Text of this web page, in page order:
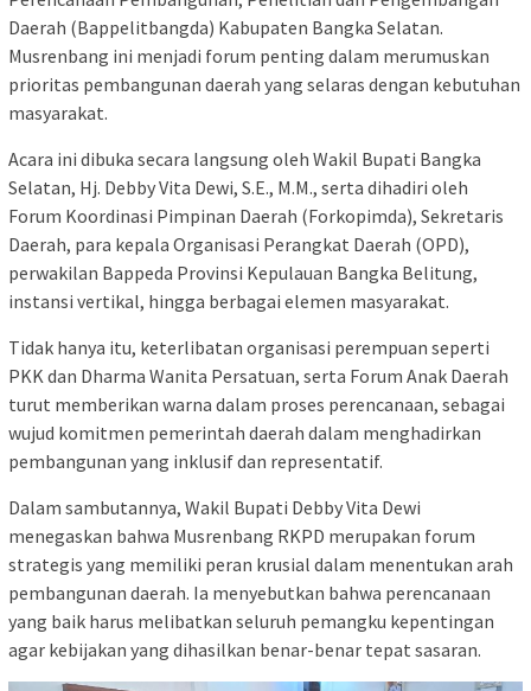
Daerah (Bappelitbangda) Kabupaten Bangka Selatan.
Musrenbang ini menjadi forum penting dalam merumuskan
prioritas pembangunan daerah yang selaras dengan kebutuhan
masyarakat.
Acara ini dibuka secara langsung oleh Wakil Bupati Bangka
Selatan, Hj. Debby Vita Dewi, S.E., M.M., serta dihadiri oleh
Forum Koordinasi Pimpinan Daerah (Forkopimda), Sekretaris
Daerah, para kepala Organisasi Perangkat Daerah (OPD),
perwakilan Bappeda Provinsi Kepulauan Bangka Belitung,
instansi vertikal, hingga berbagai elemen masyarakat.
Tidak hanya itu, keterlibatan organisasi perempuan seperti
PKK dan Dharma Wanita Persatuan, serta Forum Anak Daerah
turut memberikan warna dalam proses perencanaan, sebagai
wujud komitmen pemerintah daerah dalam menghadirkan
pembangunan yang inklusif dan representatif.
Dalam sambutannya, Wakil Bupati Debby Vita Dewi
menegaskan bahwa Musrenbang RKPD merupakan forum
strategis yang memiliki peran krusial dalam menentukan arah
pembangunan daerah. Ia menyebutkan bahwa perencanaan
yang baik harus melibatkan seluruh pemangku kepentingan
agar kebijakan yang dihasilkan benar-benar tepat sasaran.